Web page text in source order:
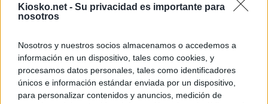
Kiosko.net - Su privacidad es importante para
nosotros
Nosotros y nuestros socios almacenamos o accedemos a
información en un dispositivo, tales como cookies, y
procesamos datos personales, tales como identificadores
únicos e información estándar enviada por un dispositivo,
para personalizar contenidos y anuncios, medición de